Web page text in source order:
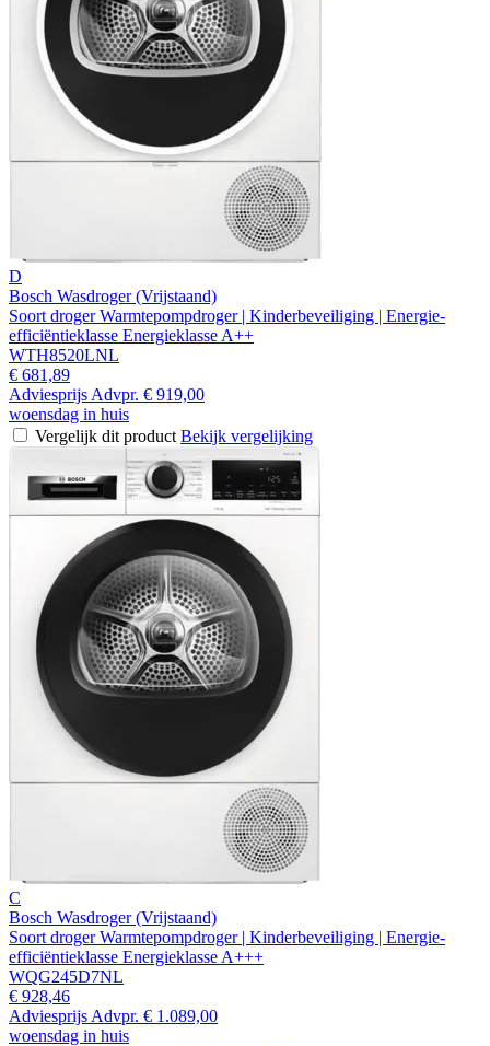
D
Bosch Wasdroger (Vrijstaand)
Soort droger Warmtepompdroger | Kinderbeveiliging | Energie-
efficiëntieklasse Energieklasse A++
WTH8520LNL
€ 681,89
Adviesprijs Advpr. € 919,00
woensdag in huis
Vergelijk dit product Bekijk vergelijking
C
Bosch Wasdroger (Vrijstaand)
Soort droger Warmtepompdroger | Kinderbeveiliging | Energie-
efficiëntieklasse Energieklasse A+++
WQG245D7NL
€ 928,46
Adviesprijs Advpr. € 1.089,00
woensdag in huis